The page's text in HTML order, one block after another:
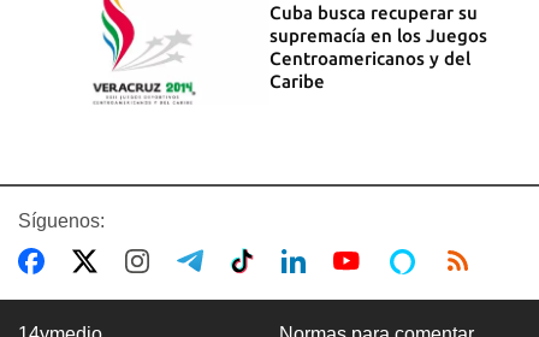
Cuba busca recuperar su
supremacía en los Juegos
Centroamericanos y del
Caribe
Síguenos: